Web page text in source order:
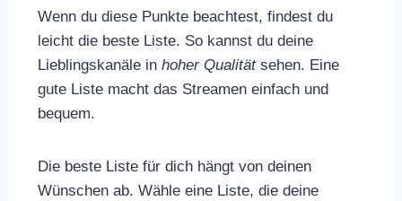
Wenn du diese Punkte beachtest, findest du
leicht die beste Liste. So kannst du deine
Lieblingskanäle in hoher Qualitätsehen. Eine
gute Liste macht das Streamen einfach und
bequem.
Die beste Liste für dich hängt von deinen
Wünschen ab. Wähle eine Liste, die deine